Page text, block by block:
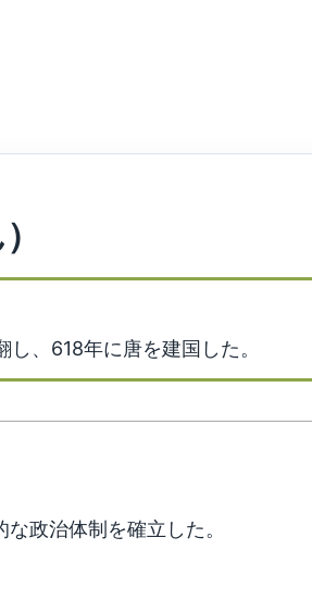
、618年に唐を建国した。
政治体制を確立した。